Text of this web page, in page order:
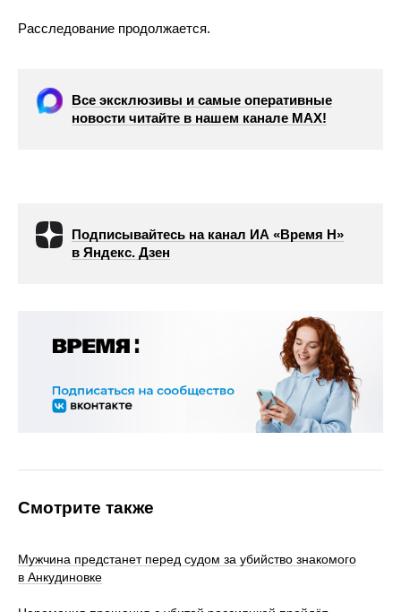
Расследование продолжается.
Все эксклюзивы и самые оперативные
новости читайте в нашем канале МАХ!
Подписывайтесь на канал ИА «Время Н»
в Яндекс. Дзен
Смотрите также
Мужчина предстанет перед судом за убийство знакомого
в Анкудиновке